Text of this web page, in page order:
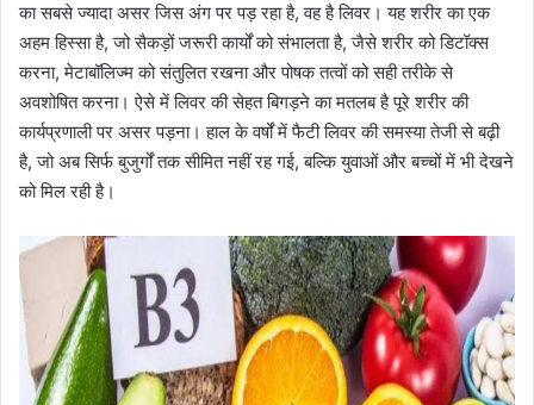
का सबसे ज्यादा असर जिस अंग पर पड़ रहा है, वह है लिवर। यह शरीर का एक
अहम हिस्सा है, जो सैकड़ों जरूरी कार्यों को संभालता है, जैसे शरीर को डिटॉक्स
करना, मेटाबॉलिज्म को संतुलित रखना और पोषक तत्वों को सही तरीके से
अवशोषित करना। ऐसे में लिवर की सेहत बिगड़ने का मतलब है पूरे शरीर की
कार्यप्रणाली पर असर पड़ना। हाल के वर्षों में फैटी लिवर की समस्या तेजी से बढ़ी
है, जो अब सिर्फ बुजुर्गों तक सीमित नहीं रह गई, बल्कि युवाओं और बच्चों में भी देखने
को मिल रही है।